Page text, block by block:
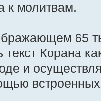
к молитвам.
65
текст Корана
и